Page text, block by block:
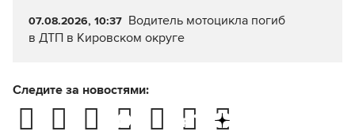
07.08.2026, 10:37 Водитель мотоцикла погиб
в ДТП в Кировском округе
Следите за новостями: